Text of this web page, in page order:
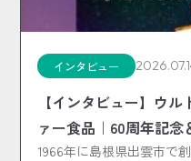
インタビュー
【インタビュー】ウ
ァー食品｜60周年記
1966年に島根県出雲市で